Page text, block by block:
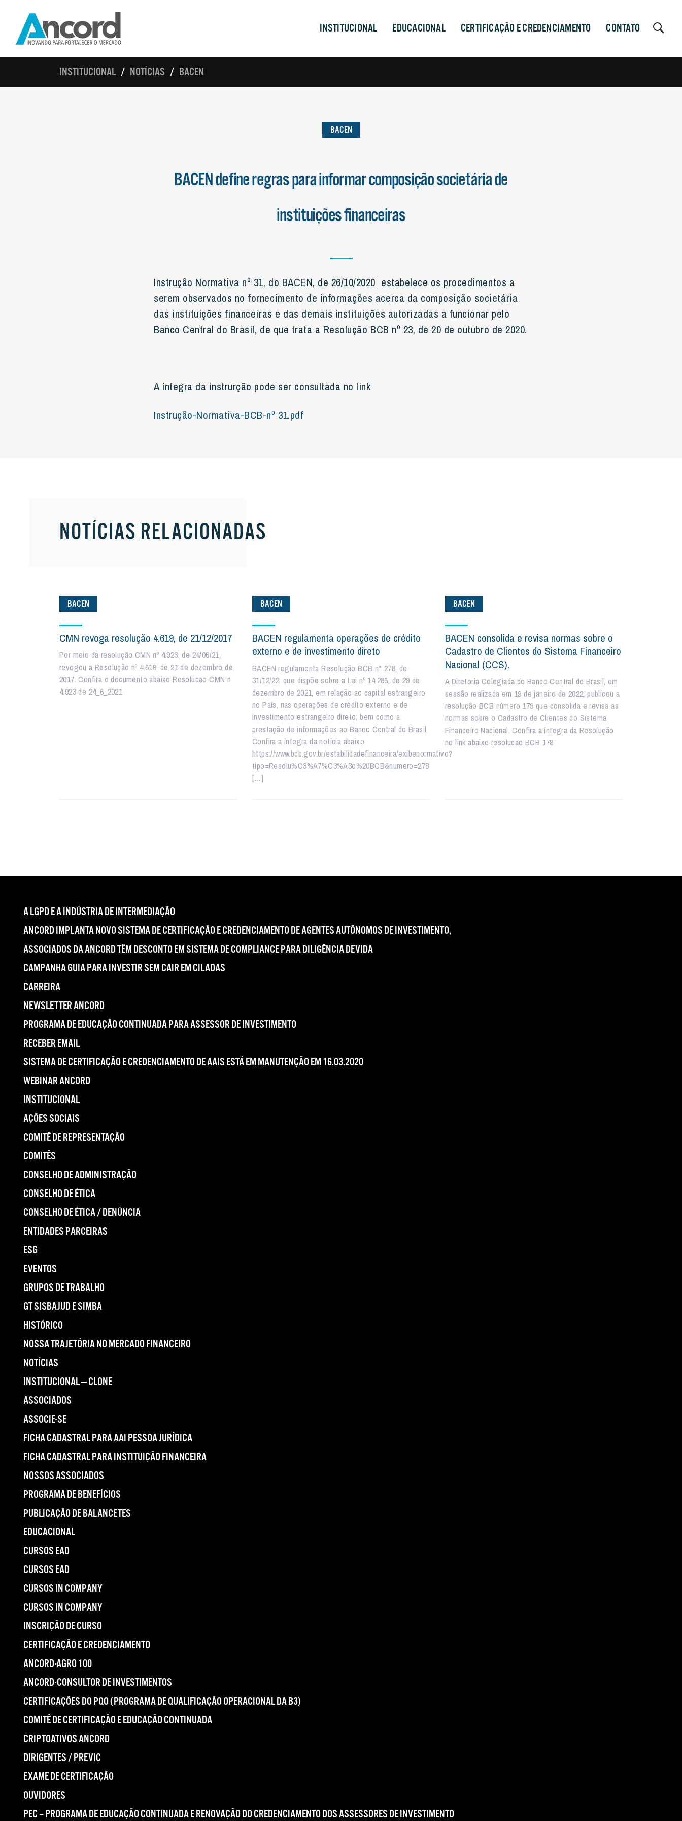
INSTITUCIONAL EDUCACIONAL CERTIFICAÇÃO E CREDENCIAMENTO CONTATO
INSTITUCIONAL NOTÍCIAS BACEN
BACEN
BACEN define regras para informar composição societária de
instituições financeiras
Instrução Normativa nº 31, do BACEN, de 26/10/2020 estabelece os procedimentos a
serem observados no fornecimento de informações acerca da composição societária
das instituições financeiras e das demais instituições autorizadas a funcionar pelo
Banco Central do Brasil, de que trata a Resolução BCB nº 23, de 20 de outubro de 2020.
A íntegra da instrurção pode ser consultada no link
Instrução-Normativa-BCB-nº 31.pdf
NOTÍCIAS RELACIONADAS
BACEN
CMN revoga resolução 4.619, de 21/12/2017
Por meio da resolução CMN nº 4.923, de 24/06/21,
revogou a Resolução nº 4.619, de 21 de dezembro de
2017. Confira o documento abaixo Resolucao CMN n
4.923 de 24_6_2021
BACEN
BACEN regulamenta operações de crédito
externo e de investimento direto
BACEN regulamenta Resolução BCB n° 278, de
31/12/22, que dispõe sobre a Lei nº 14.286, de 29 de
dezembro de 2021, em relação ao capital estrangeiro
no País, nas operações de crédito externo e de
investimento estrangeiro direto, bem como a
prestação de informações ao Banco Central do Brasil.
Confira a íntegra da notícia abaixo
https://www.bcb.gov.br/estabilidadefinanceira/exibenormativo?
tipo=Resolu%C3%A7%C3%A3o%20BCB&numero=278
[…]
BACEN
BACEN consolida e revisa normas sobre o
Cadastro de Clientes do Sistema Financeiro
Nacional (CCS).
A Diretoria Colegiada do Banco Central do Brasil, em
sessão realizada em 19 de janeiro de 2022, publicou a
resolução BCB número 179 que consolida e revisa as
normas sobre o Cadastro de Clientes do Sistema
Financeiro Nacional. Confira a íntegra da Resolução
no link abaixo resolucao BCB 179
A LGPD E A INDÚSTRIA DE INTERMEDIAÇÃO
ANCORD IMPLANTA NOVO SISTEMA DE CERTIFICAÇÃO E CREDENCIAMENTO DE AGENTES AUTÔNOMOS DE INVESTIMENTO,
ASSOCIADOS DA ANCORD TÊM DESCONTO EM SISTEMA DE COMPLIANCE PARA DILIGÊNCIA DEVIDA
CAMPANHA GUIA PARA INVESTIR SEM CAIR EM CILADAS
CARREIRA
NEWSLETTER ANCORD
PROGRAMA DE EDUCAÇÃO CONTINUADA PARA ASSESSOR DE INVESTIMENTO
RECEBER EMAIL
SISTEMA DE CERTIFICAÇÃO E CREDENCIAMENTO DE AAIS ESTÁ EM MANUTENÇÃO EM 16.03.2020
WEBINAR ANCORD
INSTITUCIONAL
AÇÕES SOCIAIS
COMITÊ DE REPRESENTAÇÃO
COMITÊS
CONSELHO DE ADMINISTRAÇÃO
CONSELHO DE ÉTICA
CONSELHO DE ÉTICA / DENÚNCIA
ENTIDADES PARCEIRAS
ESG
EVENTOS
GRUPOS DE TRABALHO
GT SISBAJUD E SIMBA
HISTÓRICO
NOSSA TRAJETÓRIA NO MERCADO FINANCEIRO
NOTÍCIAS
INSTITUCIONAL — CLONE
ASSOCIADOS
ASSOCIE-SE
FICHA CADASTRAL PARA AAI PESSOA JURÍDICA
FICHA CADASTRAL PARA INSTITUIÇÃO FINANCEIRA
NOSSOS ASSOCIADOS
PROGRAMA DE BENEFÍCIOS
PUBLICAÇÃO DE BALANCETES
EDUCACIONAL
CURSOS EAD
CURSOS EAD
CURSOS IN COMPANY
CURSOS IN COMPANY
INSCRIÇÃO DE CURSO
CERTIFICAÇÃO E CREDENCIAMENTO
ANCORD-AGRO 100
ANCORD-CONSULTOR DE INVESTIMENTOS
CERTIFICAÇÕES DO PQO (PROGRAMA DE QUALIFICAÇÃO OPERACIONAL DA B3)
COMITÊ DE CERTIFICAÇÃO E EDUCAÇÃO CONTINUADA
CRIPTOATIVOS ANCORD
DIRIGENTES / PREVIC
EXAME DE CERTIFICAÇÃO
OUVIDORES
PEC – PROGRAMA DE EDUCAÇÃO CONTINUADA E RENOVAÇÃO DO CREDENCIAMENTO DOS ASSESSORES DE INVESTIMENTO